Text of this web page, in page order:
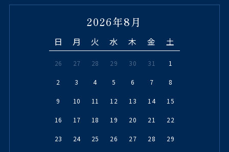
2026年8月
日 月 火 水 木 金 土
26 27 28 29 30 31 1
2 3 4 5 6 7 8
9 10 11 12 13 14 15
16 17 18 19 20 21 22
23 24 25 26 27 28 29